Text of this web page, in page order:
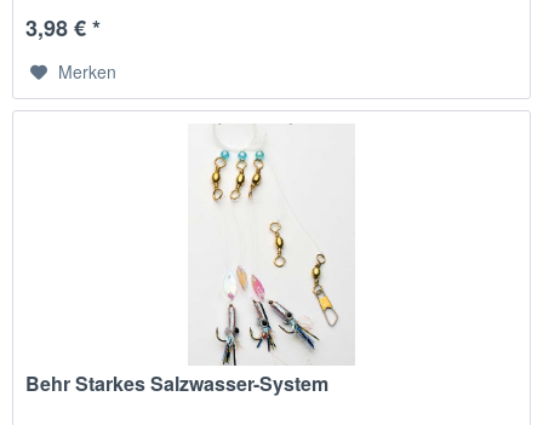
3,98 € *
Merken
Behr Starkes Salzwasser-System